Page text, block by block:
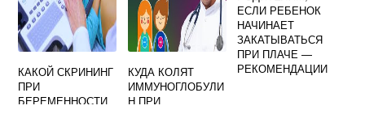
КАКОЙ СКРИНИНГ
ПРИ
БЕРЕМЕННОСТИ
КУДА КОЛЯТ
ИММУНОГЛОБУЛИ
Н ПРИ
ЕСЛИ РЕБЕНОК
НАЧИНАЕТ
ЗАКАТЫВАТЬСЯ
ПРИ ПЛАЧЕ —
РЕКОМЕНДАЦИИ